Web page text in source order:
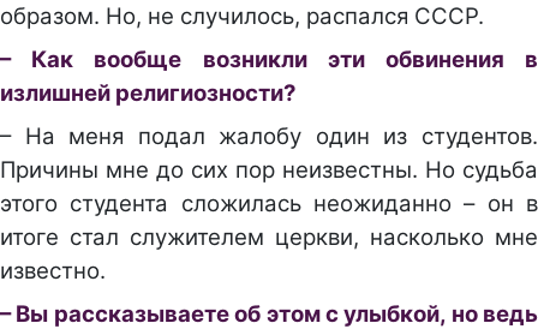
образом. Но, не случилось, распался СССР.
– Как вообще возникли эти обвинения в
излишней религиозности?
– На меня подал жалобу один из студентов.
Причины мне до сих пор неизвестны. Но судьба
этого студента сложилась неожиданно – он в
итоге стал служителем церкви, насколько мне
известно.
– Вы рассказываете об этом с улыбкой, но ведь